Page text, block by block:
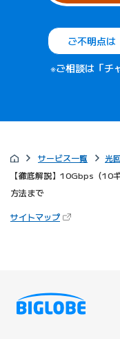
ご不明点は
※ご相談は「チ
サービス一覧 光
【徹底解説】10Gbps（10
方法まで
サイトマップ（新しいタブで